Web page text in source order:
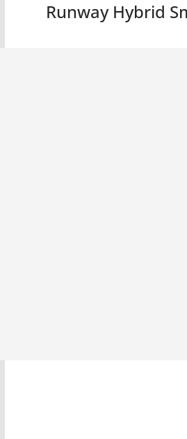
Runway Hybrid